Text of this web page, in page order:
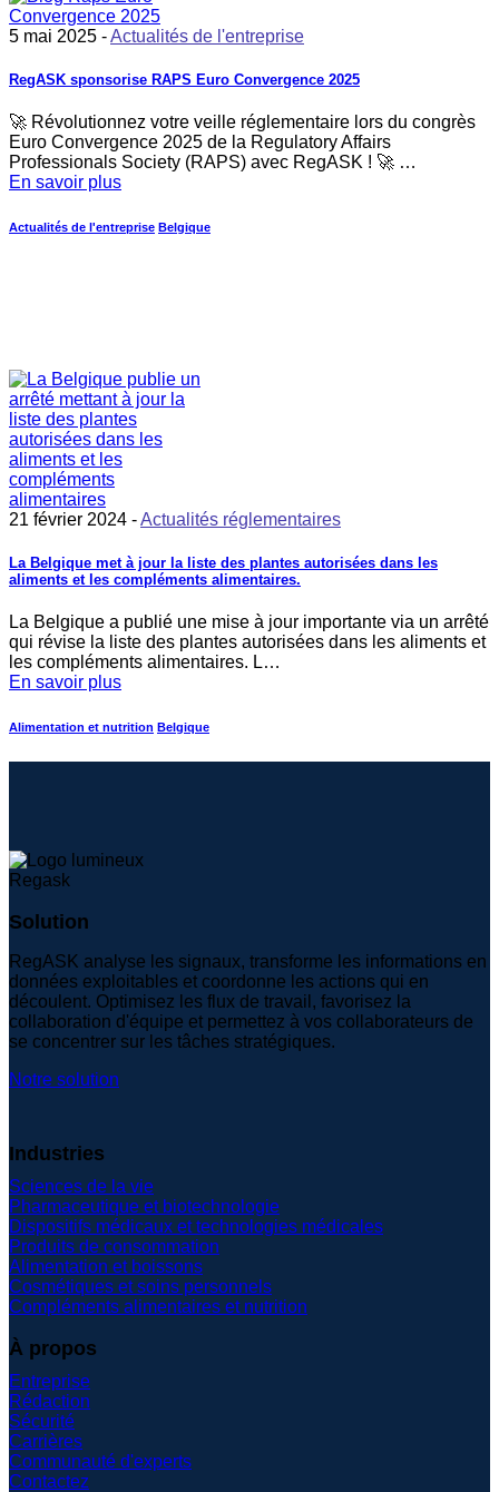
5 mai 2025 -Actualités de l'entreprise
RegASK sponsorise RAPS Euro Convergence 2025
🚀 Révolutionnez votre veille réglementaire lors du congrès
Euro Convergence 2025 de la Regulatory Affairs
Professionals Society (RAPS) avec RegASK ! 🚀 …
En savoir plus
Actualités de l'entreprise Belgique
21 février 2024 -Actualités réglementaires
La Belgique met à jour la liste des plantes autorisées dans les
aliments et les compléments alimentaires.
La Belgique a publié une mise à jour importante via un arrêté
qui révise la liste des plantes autorisées dans les aliments et
les compléments alimentaires. L…
En savoir plus
Alimentation et nutrition Belgique
Solution
RegASK analyse les signaux, transforme les informations en
données exploitables et coordonne les actions qui en
découlent. Optimisez les flux de travail, favorisez la
collaboration d'équipe et permettez à vos collaborateurs de
se concentrer sur les tâches stratégiques.
Notre solution
Industries
Sciences de la vie
Pharmaceutique et biotechnologie
Dispositifs médicaux et technologies médicales
Produits de consommation
Alimentation et boissons
Cosmétiques et soins personnels
Compléments alimentaires et nutrition
À propos
Entreprise
Rédaction
Sécurité
Carrières
Communauté d'experts
Contactez